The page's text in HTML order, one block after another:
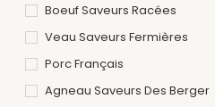
Boeuf Saveurs Racées
Veau Saveurs Fermières
Porc Français
Agneau Saveurs Des Berger